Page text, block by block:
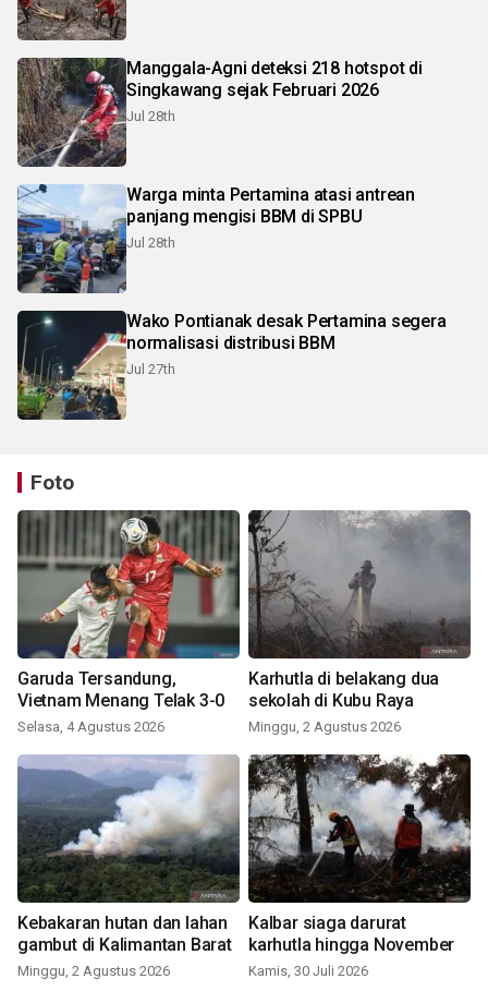
Manggala-Agni deteksi 218 hotspot di
Singkawang sejak Februari 2026
Jul 28th
Warga minta Pertamina atasi antrean
panjang mengisi BBM di SPBU
Jul 28th
Wako Pontianak desak Pertamina segera
normalisasi distribusi BBM
Jul 27th
Foto
Garuda Tersandung,
Vietnam Menang Telak 3-0
Selasa, 4 Agustus 2026
Karhutla di belakang dua
sekolah di Kubu Raya
Minggu, 2 Agustus 2026
Kebakaran hutan dan lahan
gambut di Kalimantan Barat
Minggu, 2 Agustus 2026
Kalbar siaga darurat
karhutla hingga November
Kamis, 30 Juli 2026